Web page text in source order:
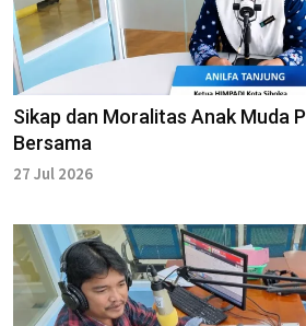
Sikap dan Moralitas Anak Muda
Bersama
27 Jul 2026